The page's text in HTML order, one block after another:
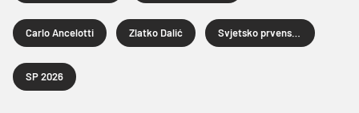
Carlo Ancelotti Zlatko Dalić
SP 2026